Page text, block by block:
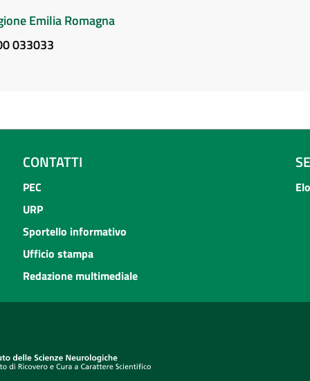
Emilia Romagna
033033
CONTATTI
PEC
URP
Sportello informativo
Ufficio stampa
Redazione multimediale